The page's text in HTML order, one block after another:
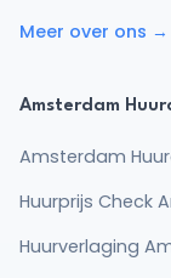
Meer over ons →
Amsterdam
Amsterdam
Huurprijs Check
Huurverlaging